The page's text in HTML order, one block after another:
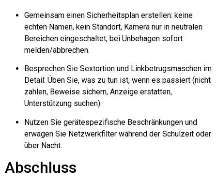
Gemeinsam einen Sicherheitsplan erstellen: keine
echten Namen, kein Standort, Kamera nur in neutralen
Bereichen eingeschaltet, bei Unbehagen sofort
melden/abbrechen.
Besprechen Sie Sextortion und Linkbetrugsmaschen im
Detail: Üben Sie, was zu tun ist, wenn es passiert (nicht
zahlen, Beweise sichern, Anzeige erstatten,
Unterstützung suchen).
Nutzen Sie gerätespezifische Beschränkungen und
erwägen Sie Netzwerkfilter während der Schulzeit oder
über Nacht.
Abschluss